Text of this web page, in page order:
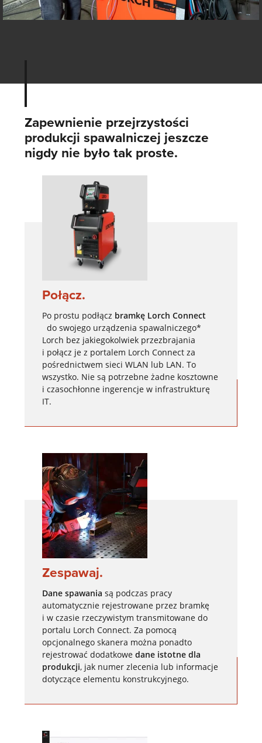
Zapewnienie przejrzystości
produkcji spawalniczej jeszcze
nigdy nie było tak proste.
Połącz.
Po prostu podłącz bramkę Lorch Connect
do swojego urządzenia spawalniczego*
Lorch bez jakiegokolwiek przezbrajania
i połącz je z portalem Lorch Connect za
pośrednictwem sieci WLAN lub LAN. To
wszystko. Nie są potrzebne żadne kosztowne
i czasochłonne ingerencje w infrastrukturę
IT.
Zespawaj.
Dane spawania są podczas pracy
automatycznie rejestrowane przez bramkę
i w czasie rzeczywistym transmitowane do
portalu Lorch Connect. Za pomocą
opcjonalnego skanera można ponadto
rejestrować dodatkowe dane istotne dla
produkcji, jak numer zlecenia lub informacje
dotyczące elementu konstrukcyjnego.